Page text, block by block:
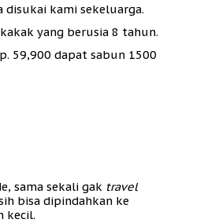
disukai kami sekeluarga.
yang berusia 8 tahun.
59,900 dapat sabun 1500
sama sekali gak travel
bisa dipindahkan ke
kecil.